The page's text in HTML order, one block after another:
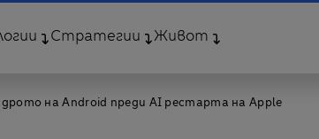
Стратегии Живот
на Android преди AI рестарта на Apple